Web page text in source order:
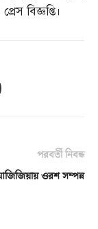
বিজ্ঞপ্তি।
পরবর্তী নিবন্ধ
ওরশ সম্পন্ন